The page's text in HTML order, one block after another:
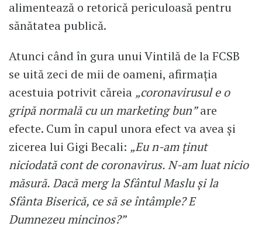
alimentează o retorică periculoasă pentru
sănătatea publică.
Atunci când în gura unui Vintilă de la FCSB
se uită zeci de mii de oameni, afirmația
acestuia potrivit căreia „coronavirusul e o
gripă normală cu un marketing bun”are
efecte. Cum în capul unora efect va avea și
zicerea lui Gigi Becali: „Eu n-am ținut
niciodată cont de coronavirus. N-am luat nicio
măsură. Dacă merg la Sfântul Maslu și la
Sfânta Biserică, ce să se întâmple? E
Dumnezeu mincinos?”